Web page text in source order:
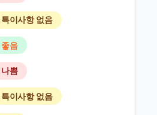
특이사항 없음
좋음
나쁨
특이사항 없음